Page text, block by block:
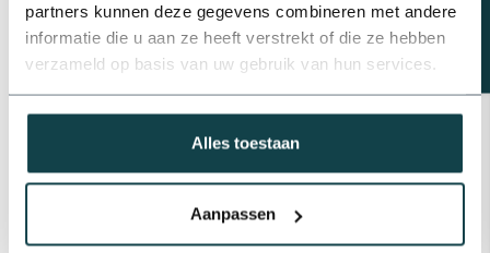
partners kunnen deze gegevens combineren met andere
informatie die u aan ze heeft verstrekt of die ze hebben
verzameld op basis van uw gebruik van hun services.
Alles toestaan
Aanpassen
Op voorraad
€4,79
Plasson Tyleen rechte
koppeling | Plasson